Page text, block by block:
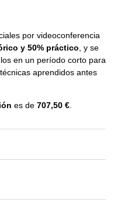
por videoconferencia
y 50% práctico , y se
en un período corto para
aprendidos antes
es de 707,50 €